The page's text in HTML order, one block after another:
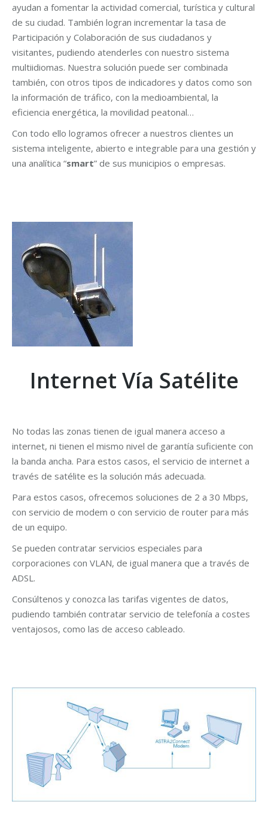
ayudan a fomentar la actividad comercial, turística y cultural
de su ciudad. También logran incrementar la tasa de
Participación y Colaboración de sus ciudadanos y
visitantes, pudiendo atenderles con nuestro sistema
multiidiomas. Nuestra solución puede ser combinada
también, con otros tipos de indicadores y datos como son
la información de tráfico, con la medioambiental, la
eficiencia energética, la movilidad peatonal…
Con todo ello logramos ofrecer a nuestros clientes un
sistema inteligente, abierto e integrable para una gestión y
una analítica “smart” de sus municipios o empresas.
Internet Vía Satélite
No todas las zonas tienen de igual manera acceso a
internet, ni tienen el mismo nivel de garantía suficiente con
la banda ancha. Para estos casos, el servicio de internet a
través de satélite es la solución más adecuada.
Para estos casos, ofrecemos soluciones de 2 a 30 Mbps,
con servicio de modem o con servicio de router para más
de un equipo.
Se pueden contratar servicios especiales para
corporaciones con VLAN, de igual manera que a través de
ADSL.
Consúltenos y conozca las tarifas vigentes de datos,
pudiendo también contratar servicio de telefonía a costes
ventajosos, como las de acceso cableado.